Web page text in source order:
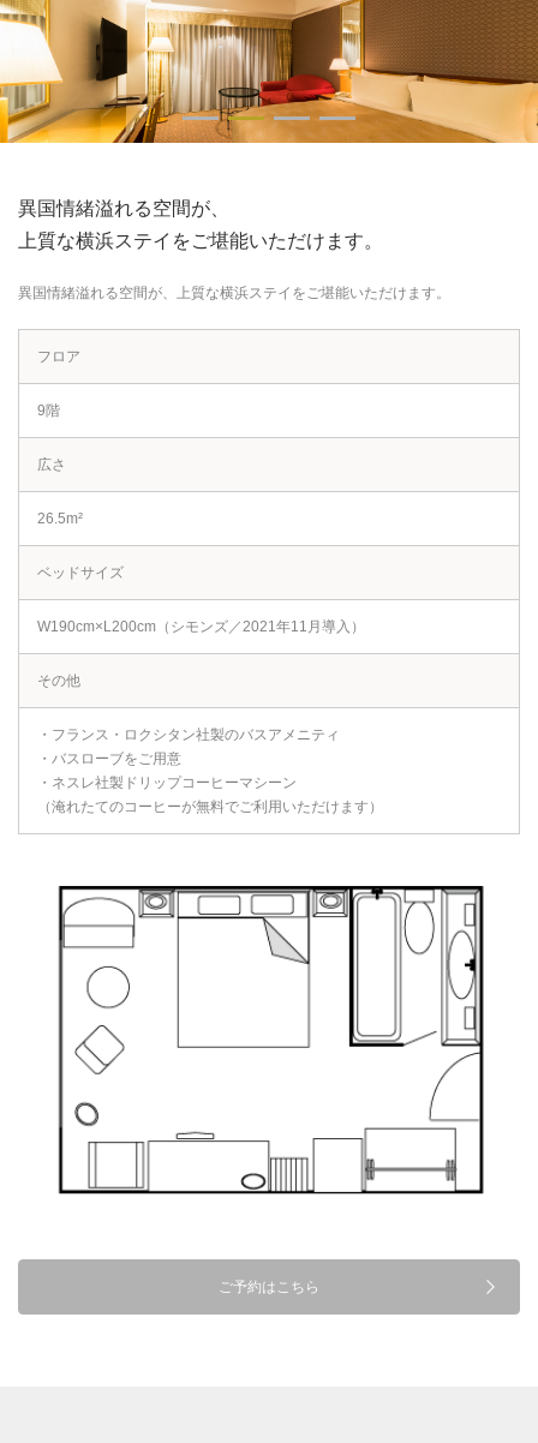
異国情緒溢れる空間が、
上質な横浜ステイをご堪能いただけます。
異国情緒溢れる空間が、上質な横浜ステイをご堪能いただけます。
フロア
9階
広さ
26.5m²
ベッドサイズ
W190cm×L200cm（シモンズ／2021年11月導入）
その他
・フランス・ロクシタン社製のバスアメニティ
・バスローブをご用意
・ネスレ社製ドリップコーヒーマシーン
（淹れたてのコーヒーが無料でご利用いただけます）
ご予約はこちら